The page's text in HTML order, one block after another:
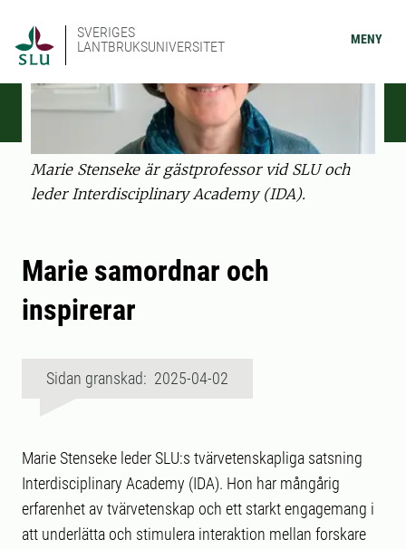
SVERIGES
LANTBRUKSUNIVERSITET
MENY
Marie Stenseke är gästprofessor vid SLU och
leder Interdisciplinary Academy (IDA).
Marie samordnar och
inspirerar
Sidan granskad: 2025-04-02
Marie Stenseke leder SLU:s tvärvetenskapliga satsning
Interdisciplinary Academy (IDA). Hon har mångårig
erfarenhet av tvärvetenskap och ett starkt engagemang i
att underlätta och stimulera interaktion mellan forskare